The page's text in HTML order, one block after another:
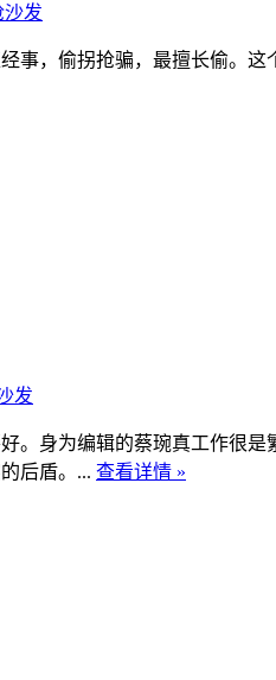
沙发
事，偷拐抢骗，最擅长偷。
发
。身为编辑的蔡琬真工作很
后盾。... 查看详情 »